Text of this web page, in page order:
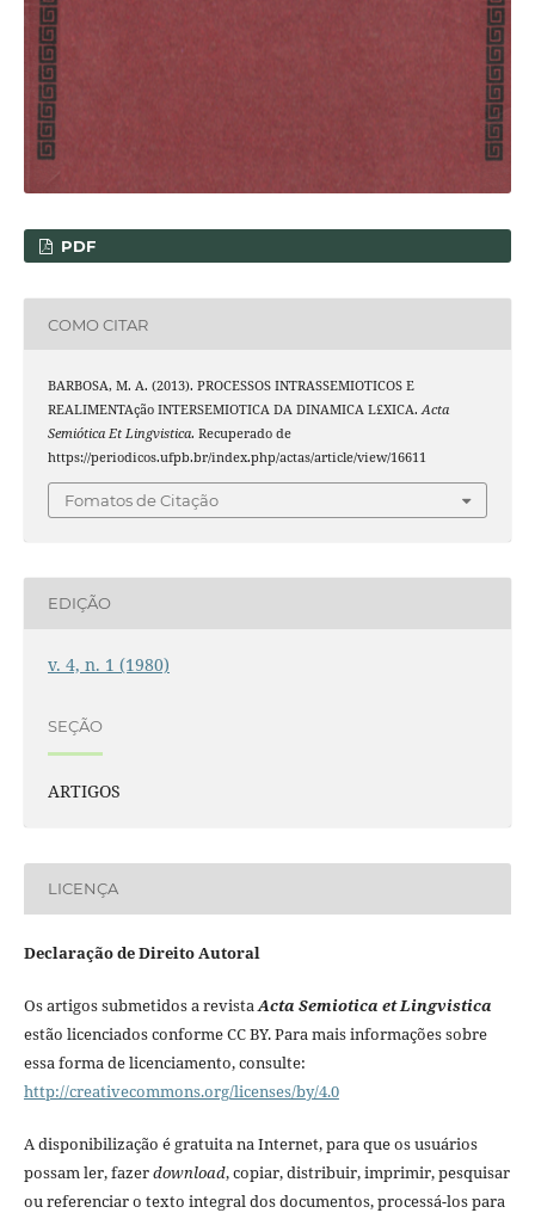
PDF
COMO CITAR
BARBOSA, M. A. (2013). PROCESSOS INTRASSEMIOTICOS E
REALIMENTAção INTERSEMIOTICA DA DINAMICA L£XICA.Acta
Semiótica Et Lingvistica. Recuperado de
https://periodicos.ufpb.br/index.php/actas/article/view/16611
Fomatos de Citação
EDIÇÃO
v. 4, n. 1 (1980)
SEÇÃO
ARTIGOS
LICENÇA
Declaração de Direito Autoral
Os artigos submetidos a revistaActa Semiotica et Lingvistica
estão licenciados conforme CC BY. Para mais informações sobre
essa forma de licenciamento, consulte:
http://creativecommons.org/licenses/by/4.0
A disponibilização é gratuita na Internet, para que os usuários
possam ler, fazerdownload, copiar, distribuir, imprimir, pesquisar
ou referenciar o texto integral dos documentos, processá-los para